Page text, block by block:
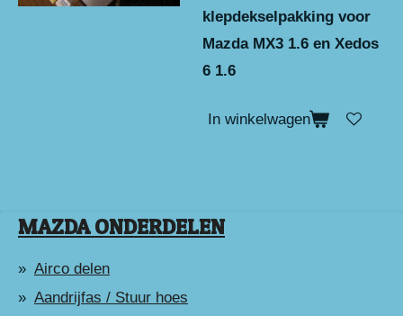
klepdekselpakking voor
Mazda MX3 1.6 en Xedos
6 1.6
In winkelwagen
MAZDA ONDERDELEN
Airco delen
Aandrijfas / Stuur hoes